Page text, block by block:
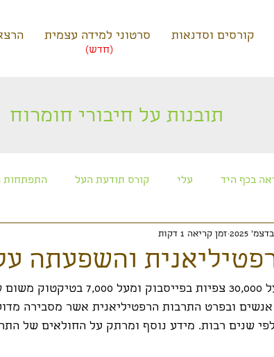
קורסים וסדנאות סרטוני למידה עצמית
(חדש)
תובנות על חיבורי חומרוח
בכף היד עלי קורס תודעת העל התפתחות
ותרבויות חוצניות
והשפעתה
זמן קריאה 1 דקות
מצרף סרטון שקיבל מעל 30,000 צפיות
אנשים ובפרט התרבות הרפטיליאנית אשר מסבירה
שנים רבות. מידע נוסף ומרתק על החולאים של